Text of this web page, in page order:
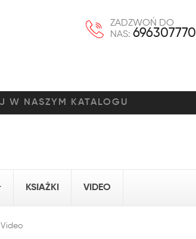
ZADZWOŃ DO
NAS: 696307770
KSIAŻKI VIDEO
Video